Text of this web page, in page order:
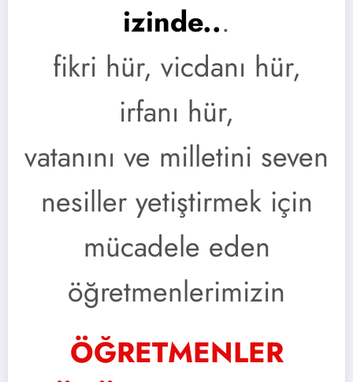
izinde...
fikri hür, vicdanı hür,
irfanı hür,
vatanını ve milletini seven
nesiller yetiştirmek için
mücadele eden
öğretmenlerimizin
ÖĞRETMENLER